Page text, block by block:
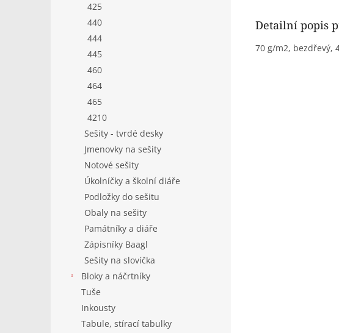
425
440
444
445
460
464
465
4210
Sešity - tvrdé desky
Jmenovky na sešity
Notové sešity
Úkolníčky a školní diáře
Podložky do sešitu
Obaly na sešity
Památníky a diáře
Zápisníky Baagl
Sešity na slovíčka
Bloky a náčrtníky
Tuše
Inkousty
Tabule, stírací tabulky
Detailní popis
70 g/m2, bezdřevý,